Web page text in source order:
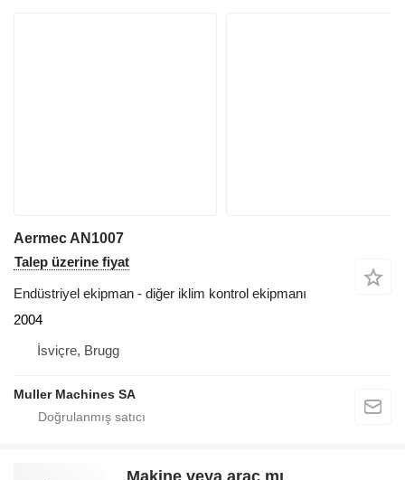
Aermec AN1007
Talep üzerine fiyat
Endüstriyel ekipman - diğer iklim kontrol ekipmanı
2004
İsviçre, Brugg
Muller Machines SA
Makine veya araç mı